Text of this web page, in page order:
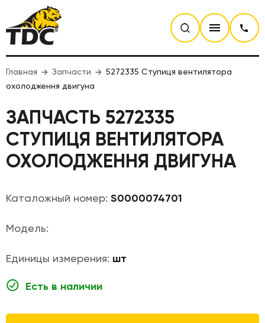
Главная Запчасти
5272335 Ступиця вентилятора
охолодження двигуна
ЗАПЧАСТЬ 5272335
СТУПИЦЯ ВЕНТИЛЯТОРА
ОХОЛОДЖЕННЯ ДВИГУНА
Каталожный номер: S0000074701
Модель:
Единицы измерения: шт
Есть в наличии